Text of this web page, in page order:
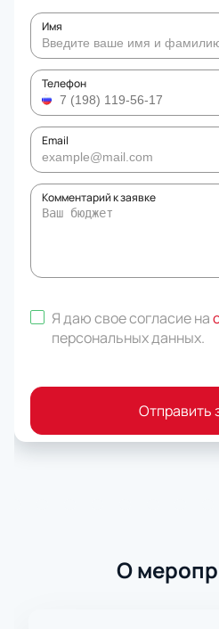
Имя
Телефон
Email
Комментарий к заявке
Я даю свое согласие на
персональных данных.
Отправить
О